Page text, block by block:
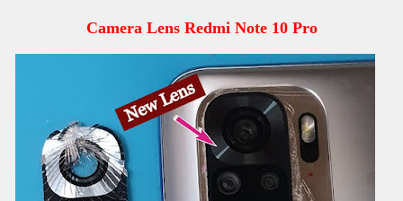
Camera Lens Redmi Note 10 Pro